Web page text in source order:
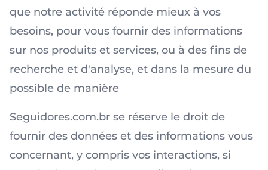
que notre activité réponde mieux à vos
besoins, pour vous fournir des informations
sur nos produits et services, ou à des fins de
recherche et d'analyse, et dans la mesure du
possible de manière
Seguidores.com.br se réserve le droit de
fournir des données et des informations vous
concernant, y compris vos interactions, si